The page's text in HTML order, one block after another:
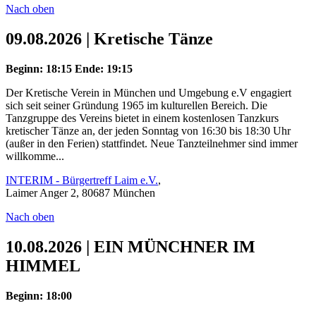
Nach oben
09.08.2026 | Kretische Tänze
Beginn: 18:15 Ende: 19:15
Der Kretische Verein in München und Umgebung e.V engagiert
sich seit seiner Gründung 1965 im kulturellen Bereich. Die
Tanzgruppe des Vereins bietet in einem kostenlosen Tanzkurs
kretischer Tänze an, der jeden Sonntag von 16:30 bis 18:30 Uhr
(außer in den Ferien) stattfindet. Neue Tanzteilnehmer sind immer
willkomme...
INTERIM - Bürgertreff Laim e.V.,
Laimer Anger 2, 80687 München
Nach oben
10.08.2026 | EIN MÜNCHNER IM
HIMMEL
Beginn: 18:00